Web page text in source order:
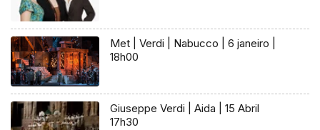
Met | Verdi | Nabucco | 6 janeiro |
18h00
Giuseppe Verdi | Aida | 15 Abril
17h30